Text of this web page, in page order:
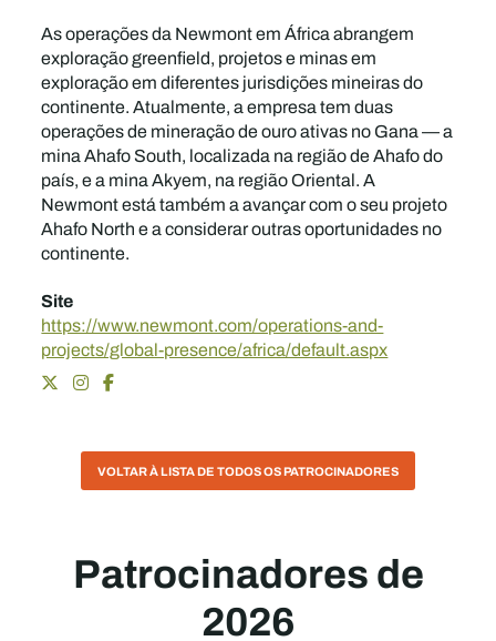
As operações da Newmont em África abrangem
exploração greenfield, projetos e minas em
exploração em diferentes jurisdições mineiras do
continente. Atualmente, a empresa tem duas
operações de mineração de ouro ativas no Gana — a
mina Ahafo South, localizada na região de Ahafo do
país, e a mina Akyem, na região Oriental. A
Newmont está também a avançar com o seu projeto
Ahafo North e a considerar outras oportunidades no
continente.
Site
https://www.newmont.com/operations-and-
projects/global-presence/africa/default.aspx
VOLTAR À LISTA DE TODOS OS PATROCINADORES
Patrocinadores de
2026